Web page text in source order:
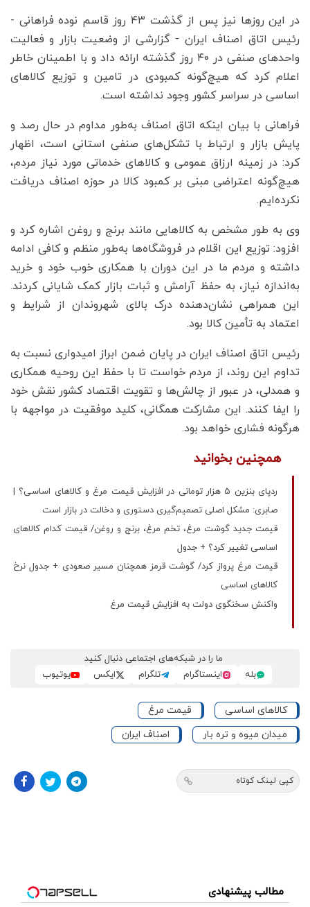
در این روزها نیز پس از گذشت ۴۳ روز قاسم نوده فراهانی -
رئیس اتاق اصناف ایران - گزارشی از وضعیت بازار و فعالیت
واحدهای صنفی در ۴۰ روز گذشته ارائه داد و با اطمینان خاطر
اعلام کرد که هیچ‌گونه کمبودی در تامین و توزیع کالاهای
اساسی در سراسر کشور وجود نداشته است.
فراهانی با بیان اینکه اتاق اصناف به‌طور مداوم در حال رصد و
پایش بازار و ارتباط با تشکل‌های صنفی استانی است، اظهار
کرد: در زمینه ارزاق عمومی و کالاهای خدماتی مورد نیاز مردم،
هیچ‌گونه اعتراضی مبنی بر کمبود کالا در حوزه اصناف دریافت
نکرده‌ایم.
وی به طور مشخص به کالاهایی مانند برنج و روغن اشاره کرد و
افزود: توزیع این اقلام در فروشگاه‌ها به‌طور منظم و کافی ادامه
داشته و مردم ما در این دوران با همکاری خوب خود و خرید
به‌اندازه نیاز، به حفظ آرامش و ثبات بازار کمک شایانی کردند.
این همراهی نشان‌دهنده درک بالای شهروندان از شرایط و
اعتماد به تأمین کالا بود.
رئیس اتاق اصناف ایران در پایان ضمن ابراز امیدواری نسبت به
تداوم این روند، از مردم خواست تا با حفظ این روحیه همکاری
و همدلی، در عبور از چالش‌ها و تقویت اقتصاد کشور نقش خود
را ایفا کنند. این مشارکت همگانی، کلید موفقیت در مواجهه با
هرگونه فشاری خواهد بود.
همچنین بخوانید
ردپای بنزین 5 هزار تومانی در افزایش قیمت مرغ و کالاهای اساسی؟ |
صابری: مشکل اصلی تصمیم‌گیری‌ دستوری و دخالت در بازار است
قیمت جدید گوشت مرغ، تخم مرغ، برنج و روغن/ قیمت کدام کالاهای
اساسی تغییر کرد؟ + جدول
قیمت مرغ پرواز کرد/ گوشت قرمز همچنان مسیر صعودی + جدول نرخ
کالاهای اساسی
واکنش سخنگوی دولت به افزایش قیمت مرغ
ما را در شبکه‌های اجتماعی دنبال کنید
بله
اینستاگرام تلگرام ایکس یوتیوب
کالاهای اساسی
قیمت مرغ
میدان میوه و تره بار
اصناف ایران
کپی لینک کوتاه
مطالب پیشنهادی